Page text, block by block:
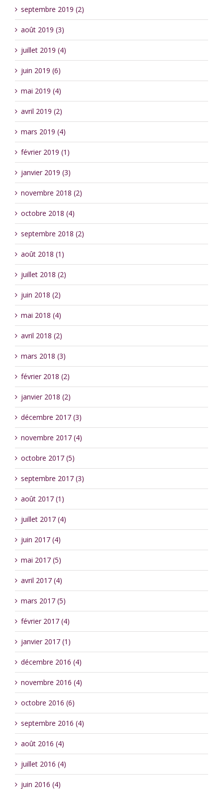
septembre 2019 (2)
août 2019 (3)
juillet 2019 (4)
juin 2019 (6)
mai 2019 (4)
avril 2019 (2)
mars 2019 (4)
février 2019 (1)
janvier 2019 (3)
novembre 2018 (2)
octobre 2018 (4)
septembre 2018 (2)
août 2018 (1)
juillet 2018 (2)
juin 2018 (2)
mai 2018 (4)
avril 2018 (2)
mars 2018 (3)
février 2018 (2)
janvier 2018 (2)
décembre 2017 (3)
novembre 2017 (4)
octobre 2017 (5)
septembre 2017 (3)
août 2017 (1)
juillet 2017 (4)
juin 2017 (4)
mai 2017 (5)
avril 2017 (4)
mars 2017 (5)
février 2017 (4)
janvier 2017 (1)
décembre 2016 (4)
novembre 2016 (4)
octobre 2016 (6)
septembre 2016 (4)
août 2016 (4)
juillet 2016 (4)
juin 2016 (4)